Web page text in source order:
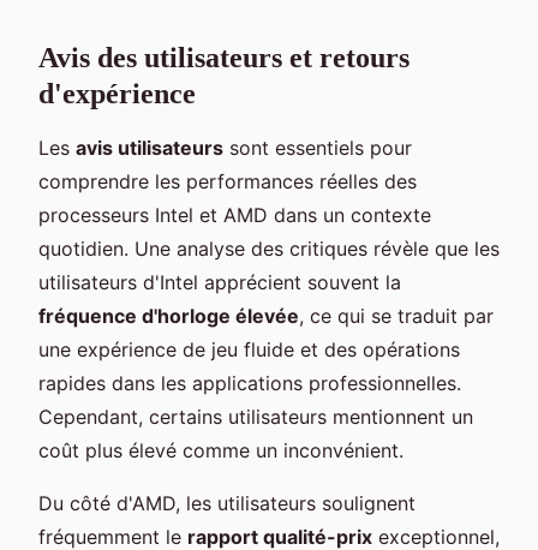
Avis des utilisateurs et retours
d'expérience
Les avis utilisateurs sont essentiels pour
comprendre les performances réelles des
processeurs Intel et AMD dans un contexte
quotidien. Une analyse des critiques révèle que les
utilisateurs d'Intel apprécient souvent la
fréquence d'horloge élevée, ce qui se traduit par
une expérience de jeu fluide et des opérations
rapides dans les applications professionnelles.
Cependant, certains utilisateurs mentionnent un
coût plus élevé comme un inconvénient.
Du côté d'AMD, les utilisateurs soulignent
fréquemment le rapport qualité-prix exceptionnel,